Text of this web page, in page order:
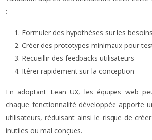
:
Formuler des hypothèses sur les
Créer des prototypes minimaux pour
Recueillir des feedbacks utilisateurs
Itérer rapidement sur la conception
En adoptant Lean UX, les équipes web
chaque fonctionnalité développée apporte
utilisateurs, réduisant ainsi le risque de
inutiles ou mal conçues.